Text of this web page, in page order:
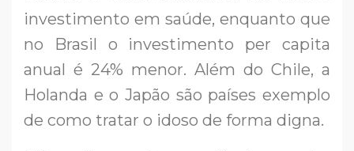
investimento em saúde, enquanto que
no Brasil o investimento per capita
anual é 24% menor. Além do Chile, a
Holanda e o Japão são países exemplo
de como tratar o idoso de forma digna.